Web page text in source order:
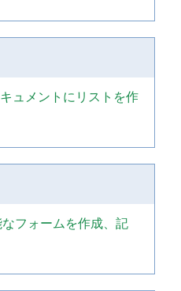
ュメントにリストを作
フォームを作成、記